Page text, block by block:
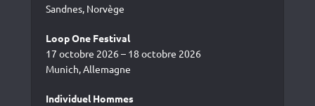
Sandnes, Norvège
Loop One Festival
17 octobre 2026 – 18 octobre 2026
Munich, Allemagne
Individuel Hommes